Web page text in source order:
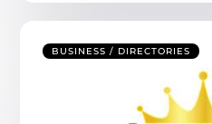
BUSINESS / DIRECTORIES